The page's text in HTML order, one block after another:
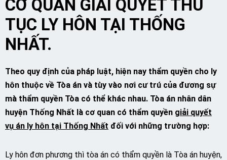
CƠ QUAN GIẢI QUYẾT THỦ
TỤC LY HÔN TẠI THỐNG
NHẤT.
Theo quy định của pháp luật, hiện nay thẩm quyền cho ly
hôn thuộc về Tòa án và tùy vào nơi cư trú của đương sự
mà thẩm quyền Tòa có thể khác nhau. Tòa án nhân dân
huyện Thống Nhất là cơ quan có thẩm quyền giải quyết
vụ án ly hôn tại Thống Nhất đối với những trường hợp:
Ly hôn đơn phương thì tòa án có thẩm quyền là Tòa án huyện,